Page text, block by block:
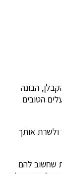
הבונה
הטובים
ולשרת אותך
שחשוב להם